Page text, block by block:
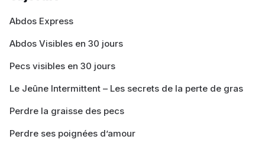
Abdos Express
Abdos Visibles en 30 jours
Pecs visibles en 30 jours
Le Jeûne Intermittent – Les secrets de la perte de gras
Perdre la graisse des pecs
Perdre ses poignées d’amour